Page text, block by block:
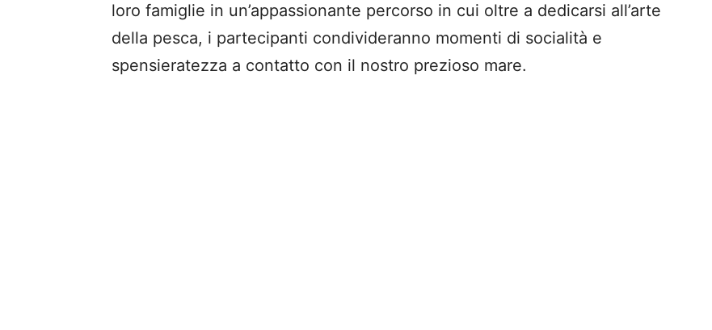
loro famiglie in un’appassionante percorso in cui oltre a dedicarsi all’arte
della pesca, i partecipanti condivideranno momenti di socialità e
spensieratezza a contatto con il nostro prezioso mare.